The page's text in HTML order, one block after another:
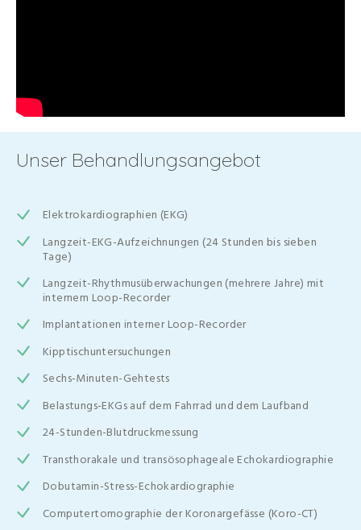
Unser Behandlungsangebot
Elektrokardiographien (EKG)
Langzeit-EKG-Aufzeichnungen (24 Stunden bis sieben
Tage)
Langzeit-Rhythmusüberwachungen (mehrere Jahre) mit
internem Loop-Recorder
Implantationen interner Loop-Recorder
Kipptischuntersuchungen
Sechs-Minuten-Gehtests
Belastungs-EKGs auf dem Fahrrad und dem Laufband
24-Stunden-Blutdruckmessung
Transthorakale und transösophageale Echokardiographie
Dobutamin-Stress-Echokardiographie
Computertomographie der Koronargefässe (Koro-CT)